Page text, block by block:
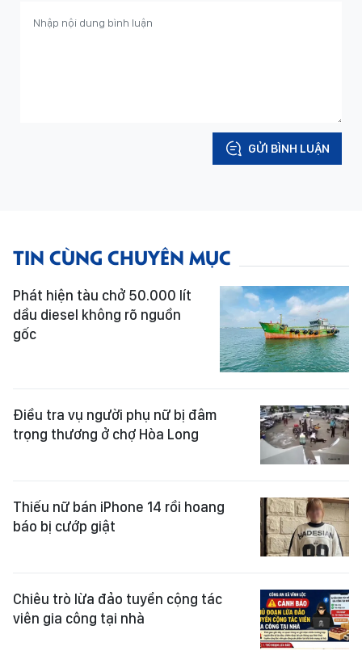
GỬI BÌNH LUẬN
TIN CÙNG CHUYÊN MỤC
Phát hiện tàu chở 50.000 lít
dầu diesel không rõ nguồn
gốc
Điều tra vụ người phụ nữ bị đâm
trọng thương ở chợ Hòa Long
Thiếu nữ bán iPhone 14 rồi hoang
báo bị cướp giật
Chiêu trò lừa đảo tuyển cộng tác
viên gia công tại nhà